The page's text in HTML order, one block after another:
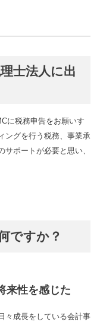
士法人に出
に税務申告をお願いす
ングを行う税務、事業承
ポートが必要と思い、
ですか？
来性を感じた
々成長をしている会計事